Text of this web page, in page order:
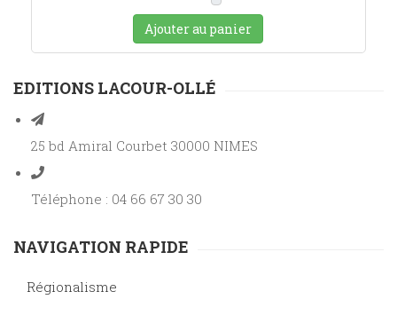
Ajouter au panier
EDITIONS LACOUR-OLLÉ
25 bd Amiral Courbet 30000 NIMES
Téléphone : 04 66 67 30 30
NAVIGATION RAPIDE
Régionalisme